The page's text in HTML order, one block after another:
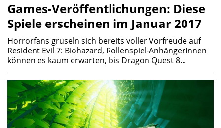
Games-Veröffentlichungen: Diese
Spiele erscheinen im Januar 2017
Horrorfans gruseln sich bereits voller Vorfreude auf
Resident Evil 7: Biohazard, Rollenspiel-AnhängerInnen
können es kaum erwarten, bis Dragon Quest 8...